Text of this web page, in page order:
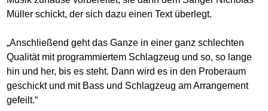
Müller schickt, der sich dazu einen Text überlegt.
„Anschließend geht das Ganze in einer ganz schlechten
Qualität mit programmiertem Schlagzeug und so, so lange
hin und her, bis es steht. Dann wird es in den Proberaum
geschickt und mit Bass und Schlagzeug am Arrangement
gefeilt.“